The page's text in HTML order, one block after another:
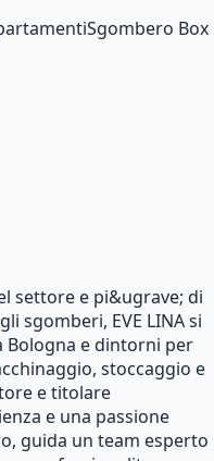
Sgombero Box
settore e pi&ugrave; di
sgomberi, EVE LINA si
Bologna e dintorni per
stoccaggio e
e titolare
e una passione
guida un team esperto